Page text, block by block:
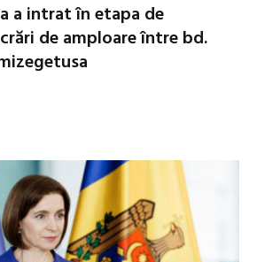
a intrat în etapa de
de amploare între bd.